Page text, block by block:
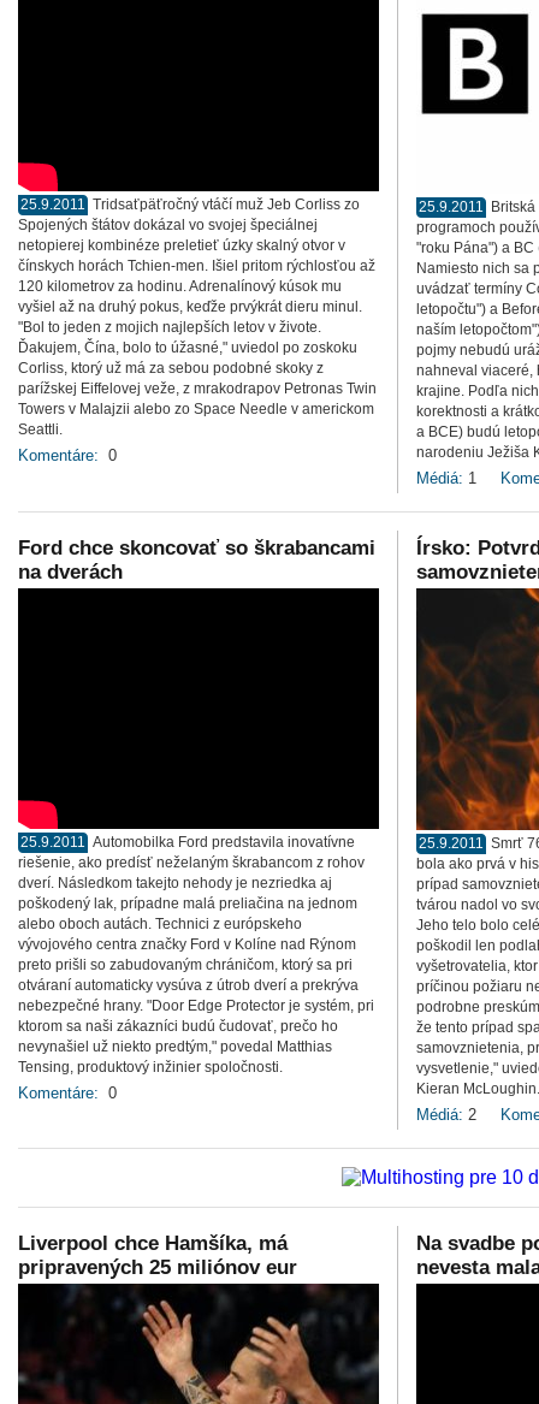
25.9.2011 Tridsaťpäťročný vtáčí muž Jeb Corliss zo
Spojených štátov dokázal vo svojej špeciálnej
netopierej kombinéze preletieť úzky skalný otvor v
čínskych horách Tchien-men. Išiel pritom rýchlosťou až
120 kilometrov za hodinu. Adrenalínový kúsok mu
vyšiel až na druhý pokus, keďže prvýkrát dieru minul.
"Bol to jeden z mojich najlepších letov v živote.
Ďakujem, Čína, bolo to úžasné," uviedol po zoskoku
Corliss, ktorý už má za sebou podobné skoky z
parížskej Eiffelovej veže, z mrakodrapov Petronas Twin
Towers v Malajzii alebo zo Space Needle v americkom
Seattli.
Komentáre: 0
25.9.2011
programoch
"roku Pána") a
Namiesto nich sa
uvádzať termíny
letopočtu") a
naším
pojmy nebudú
nahneval viaceré,
krajine. Podľa
korektnosti a
a BCE) budú
narodeniu Ježiša
Médiá: 1
Ford chce skoncovať so škrabancami
na dverách
25.9.2011 Automobilka Ford predstavila inovatívne
riešenie, ako predísť neželaným škrabancom z rohov
dverí. Následkom takejto nehody je nezriedka aj
poškodený lak, prípadne malá preliačina na jednom
alebo oboch autách. Technici z európskeho
vývojového centra značky Ford v Kolíne nad Rýnom
preto prišli so zabudovaným chráničom, ktorý sa pri
otváraní automaticky vysúva z útrob dverí a prekrýva
nebezpečné hrany. "Door Edge Protector je systém, pri
ktorom sa naši zákazníci budú čudovať, prečo ho
nevynašiel už niekto predtým," povedal Matthias
Tensing, produktový inžinier spoločnosti.
Komentáre: 0
Írsko:
25.9.2011 Smrť
bola ako prvá v
prípad
tvárou nadol vo
Jeho telo bolo
poškodil len
vyšetrovatelia,
príčinou požiaru
podrobne
že tento prípad
samovznietenia,
vysvetlenie,"
Kieran McLoughin.
Médiá: 2
Liverpool chce Hamšíka, má
pripravených 25 miliónov eur
Na svadbe
nevesta